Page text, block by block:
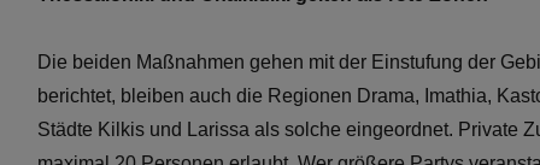
Die beiden Maßnahmen gehen mit der Einstufung der
berichtet, bleiben auch die Regionen Drama, Imathia,
Städte Kilkis und Larissa als solche eingeordnet. Private